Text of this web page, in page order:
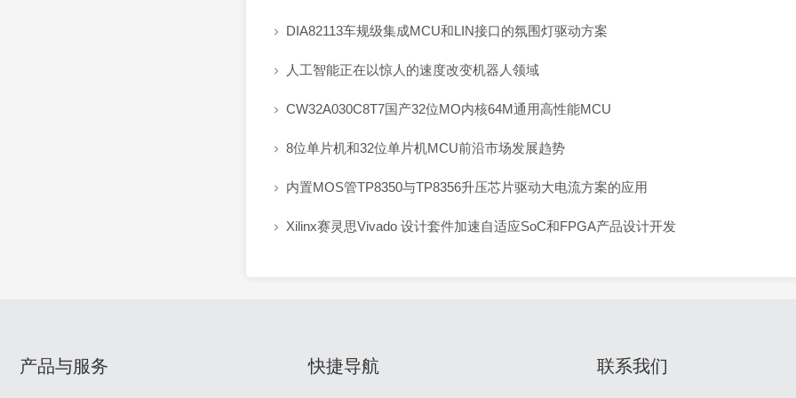
 DIA82113车规级集成MCU和LIN接口的氛围灯驱动方案
 人工智能正在以惊人的速度改变机器人领域
 CW32A030C8T7国产32位MO内核64M通用高性能MCU
 8位单片机和32位单片机MCU前沿市场发展趋势
 内置MOS管TP8350与TP8356升压芯片驱动大电流方案的应用
 Xilinx赛灵思Vivado 设计套件加速自适应SoC和FPGA产品设计开发
产品与服务 快捷导航 联系我们